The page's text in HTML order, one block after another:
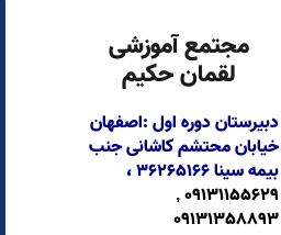
مجتمع آموزشی
لقمان حکیم
دبیرستان دوره اول :اصفهان
خیابان محتشم کاشانی جنب
بیمه سینا۳۶۲۶۵۱۶۶ ،
09131155629 ,
09131358893